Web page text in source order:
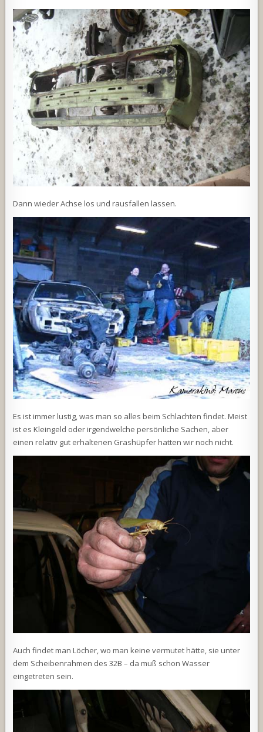
Dann wieder Achse los und rausfallen lassen.
Es ist immer lustig, was man so alles beim Schlachten findet. Meist
ist es Kleingeld oder irgendwelche persönliche Sachen, aber
einen relativ gut erhaltenen Grashüpfer hatten wir noch nicht.
Auch findet man Löcher, wo man keine vermutet hätte, sie unter
dem Scheibenrahmen des 32B – da muß schon Wasser
eingetreten sein.